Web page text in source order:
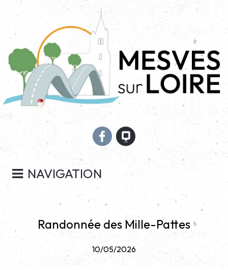
NAVIGATION
Randonnée des Mille-Pattes
10/05/2026